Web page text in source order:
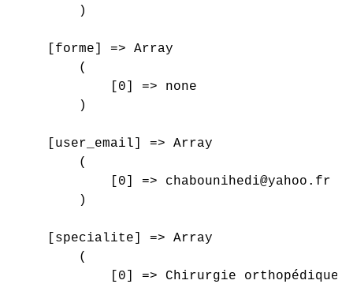
        )
    [forme] => Array
        (
            [0] => none
        )
    [user_email] => Array
        (
            [0] => chabounihedi@yahoo.fr
        )
    [specialite] => Array
        (
[0] => Chirurgie orthopédique